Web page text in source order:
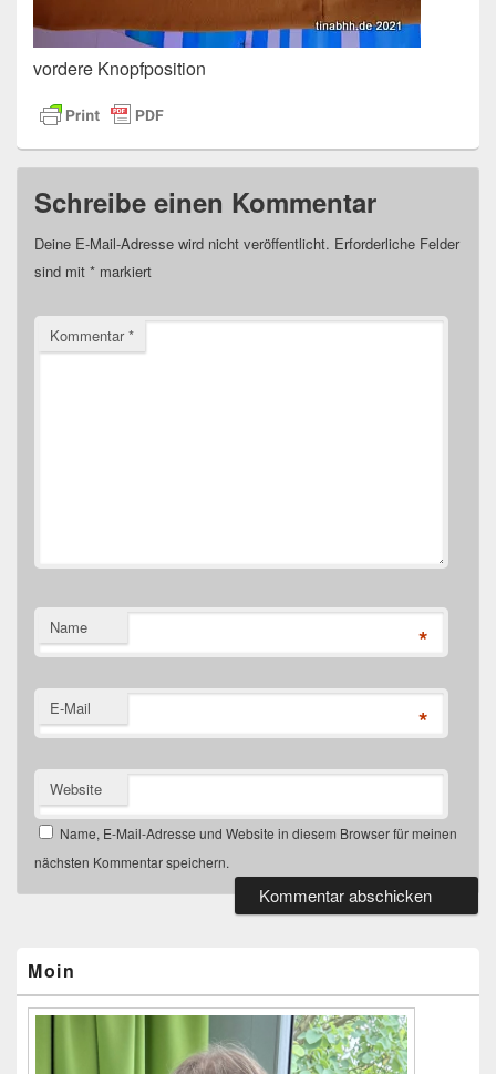
vordere Knopfposition
Schreibe einen Kommentar
Deine E-Mail-Adresse wird nicht veröffentlicht. Erforderliche Felder
sind mit * markiert
Kommentar*
Name *
E-Mail *
Website
Name, E-Mail-Adresse und Website in diesem Browser für meinen
nächsten Kommentar speichern.
Widgetbereich
Moin